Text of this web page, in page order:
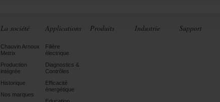
La société
Chauvin Arnoux
Metrix
Production
intégrée
Historique
Nos marques
Applications
Filière
électrique
Diagnostics &
Contrôles
Efficacité
énergétique
Produits Industrie Support